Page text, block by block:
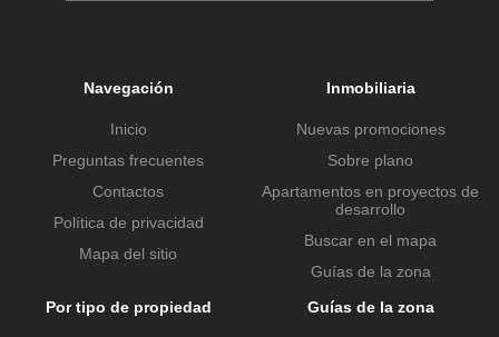
Navegación
Inicio
Preguntas frecuentes
Contactos
Política de privacidad
Mapa del sitio
Inmobiliaria
Nuevas promociones
Sobre plano
Apartamentos en proyectos de
desarrollo
Buscar en el mapa
Guías de la zona
Por tipo de propiedad
Guías de la zona